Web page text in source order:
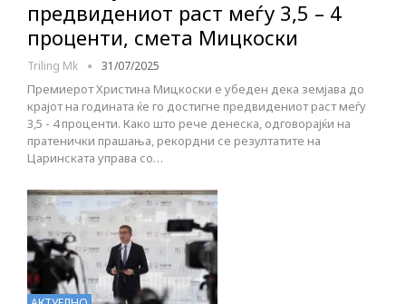
предвидениот раст меѓу 3,5 – 4
проценти, смета Мицкоски
Triling Mk 31/07/2025
Премиерот Христина Мицкоски е убеден дека земјава до
крајот на годината ќе го достигне предвидениот раст меѓу
3,5 - 4 проценти. Како што рече денеска, одговорајќи на
пратенички прашања, рекордни се резултатите на
Царинската управа со…